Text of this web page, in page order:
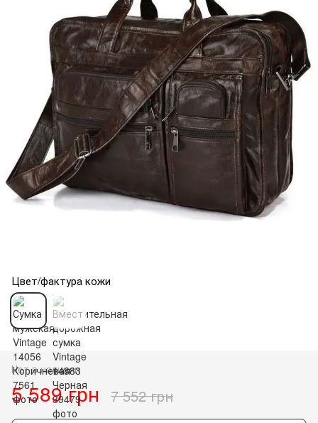
Цвет/фактура кожи
Нет в наличии
5 589 грн 7 552 грн